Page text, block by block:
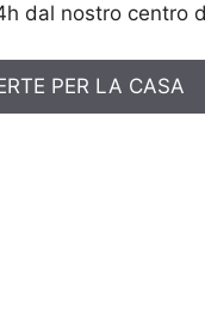
dal nostro centro
PER LA CASA